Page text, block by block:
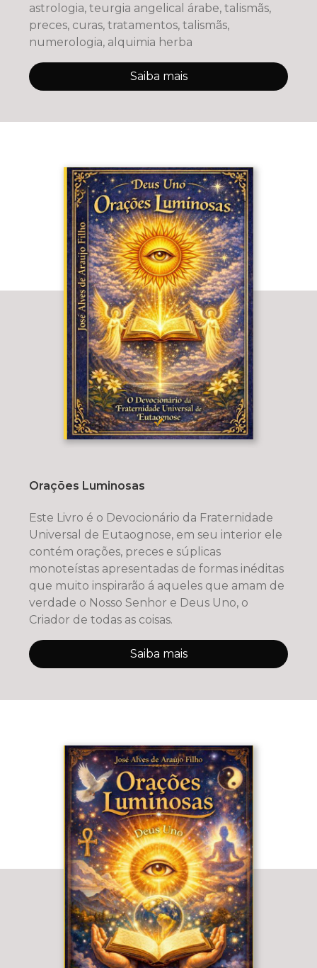
astrologia, teurgia angelical árabe, talismãs,
preces, curas, tratamentos, talismãs,
numerologia, alquimia herba
Saiba mais
Orações Luminosas
Este Livro é o Devocionário da Fraternidade
Universal de Eutaognose, em seu interior ele
contém orações, preces e súplicas
monoteístas apresentadas de formas inéditas
que muito inspirarão á aqueles que amam de
verdade o Nosso Senhor e Deus Uno, o
Criador de todas as coisas.
Saiba mais